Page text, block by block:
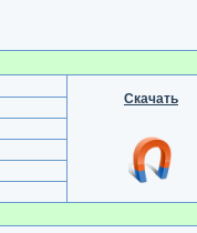
Скачать